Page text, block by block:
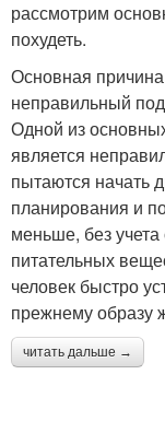
рассмотрим
похудеть.
Основная
неправильный
Одной из
является
пытаются начать
планирования и
меньше, без
питательных
человек быстро
прежнему образу
читать дальше →